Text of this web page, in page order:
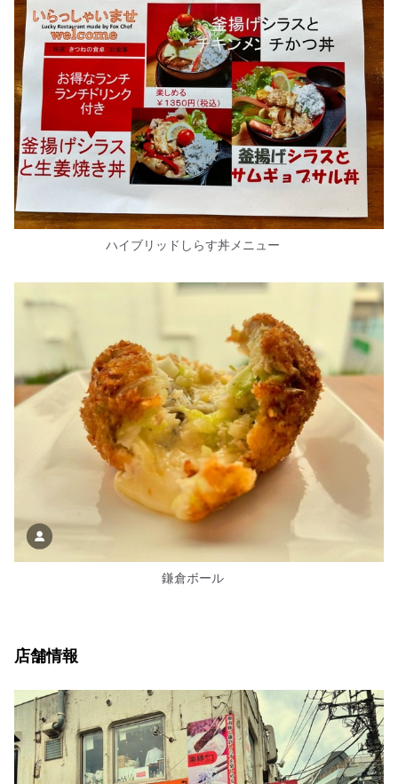
ハイブリッドしらす丼メニュー
鎌倉ボール
店舗情報